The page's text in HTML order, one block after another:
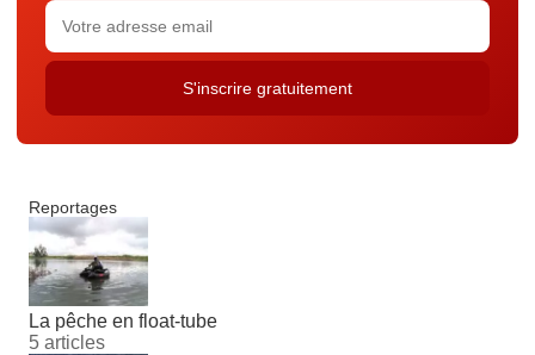
Reportages
La pêche en float-tube
5 articles